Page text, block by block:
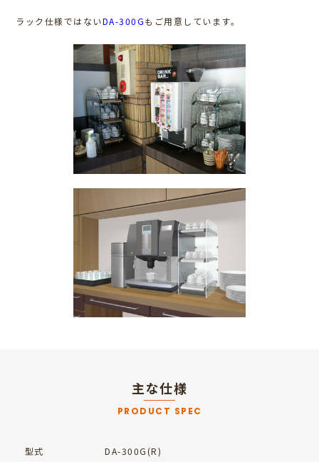
ラック仕様ではないDA-300Gもご用意しています。
主な仕様
PRODUCT SPEC
型式 DA-300G(R)